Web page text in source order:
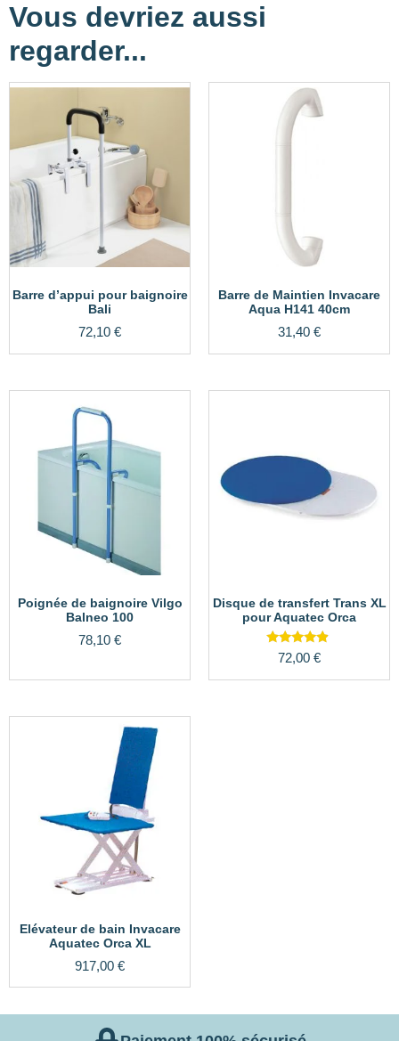
Vous devriez aussi
regarder...
Barre d’appui pour baignoire
Bali
72,10 €
Barre de Maintien Invacare
Aqua H141 40cm
31,40 €
Poignée de baignoire Vilgo
Balneo 100
78,10 €
Disque de transfert Trans XL
pour Aquatec Orca
Note
4.67
sur 5
72,00 €
Elévateur de bain Invacare
Aquatec Orca XL
917,00 €